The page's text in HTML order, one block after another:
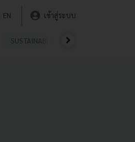
EN เข้าสู่ระบบ
SUSTAINABLE